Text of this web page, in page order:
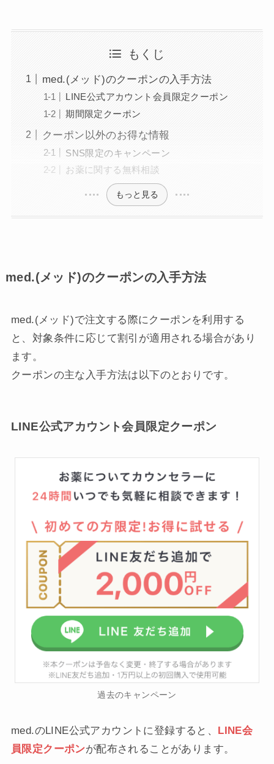
もくじ
med.(メッド)のクーポンの入手方法
LINE公式アカウント会員限定クーポン
期間限定クーポン
クーポン以外のお得な情報
SNS限定のキャンペーン
お薬に関する無料相談
もっと見る
med.(メッド)のクーポンの入手方法
med.(メッド)で注文する際にクーポンを利用する
と、対象条件に応じて割引が適用される場合があり
ます。
クーポンの主な入手方法は以下のとおりです。
LINE公式アカウント会員限定クーポン
過去のキャンペーン
med.のLINE公式アカウントに登録すると、 LINE会
員限定クーポンが配布されることがあります。